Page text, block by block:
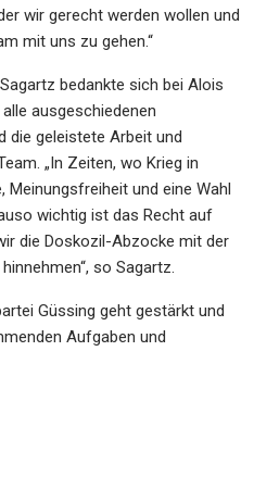
wir gerecht werden wollen und
mit uns zu gehen.“
bedankte sich bei Alois
ausgeschiedenen
die geleistete Arbeit und
„In Zeiten, wo Krieg in
Meinungsfreiheit und eine Wahl
wichtig ist das Recht auf
die Doskozil-Abzocke mit der
so Sagartz.
Güssing geht gestärkt und
Aufgaben und